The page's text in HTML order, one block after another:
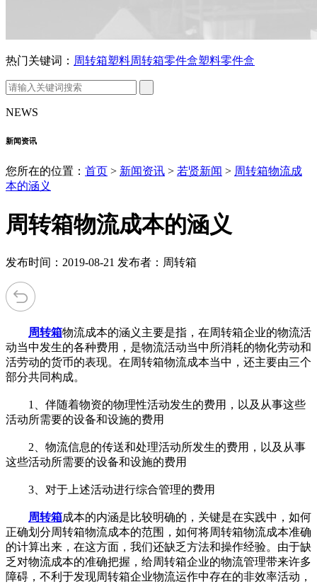
热门关键词： 周转箱塑料周转箱零件盒塑料零件盒
NEWS
新闻资讯
您所在的位置： 首页 > 新闻资讯 > 若贤新闻 > 周转箱物流成
本的涵义
周转箱物流成本的涵义
发布时间：2019-08-21 发布者：周转箱
周转箱物流成本的涵义主要是指，在周转箱企业的物流活
动当中发生的各种费用，是物流活动当中所消耗的物化劳动和
活劳动的货币的表现。在周转箱物流成本当中，还主要由三个
部分共同构成。
1、伴随着物资的物理性活动发生的费用，以及从事这些
活动所需要的设备和设施的费用
2、物流信息的传送和处理活动所发生的费用，以及从事
这些活动所需要的设备和设施的费用
3、对于上述活动进行综合管理的费用
周转箱成本的内涵是比较明确的，关键是在实践中，如何
正确划分周转箱物流成本的范围，如何将周转箱物流成本准确
的计算出来，在这方面，我们还缺乏方法和操作经验。由于缺
乏对物流成本的准确把握，给周转箱企业的物流管理带来许多
障碍，不利于发现周转箱企业物流运作中存在的非效率活动，